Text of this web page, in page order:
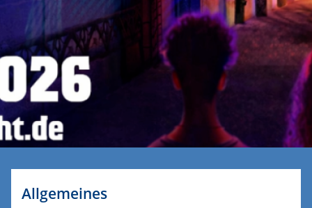
Allgemeines